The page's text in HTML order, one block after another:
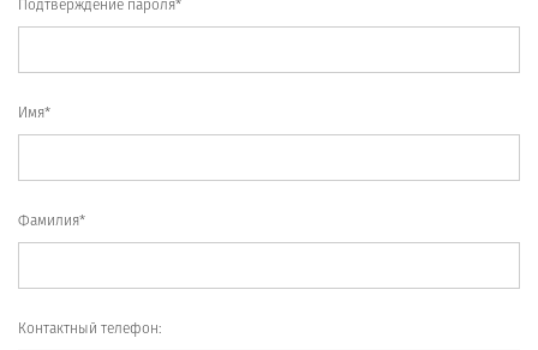
Подтверждение пароля*
Имя*
Фамилия*
Контактный телефон: